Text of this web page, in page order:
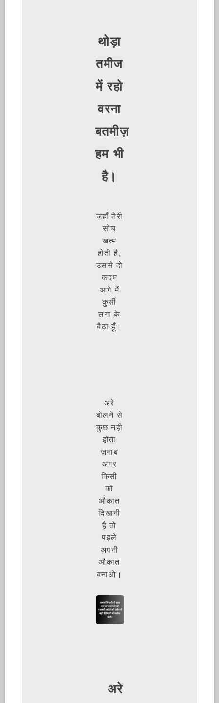
थोड़ा
तमीज
में रहो
वरना
बतमीज़
हम भी
है।
जहाँ तेरी
सोच
खत्म
होती है,
उससे दो
कदम
आगे मैं
कुर्सी
लगा के
बैठा हूँ।
अरे
बोलने से
कुछ नही
होता
जनाब
अगर
किसी
को
औकात
दिखानी
है तो
पहले
अपनी
औकात
बनाओ।
अरे